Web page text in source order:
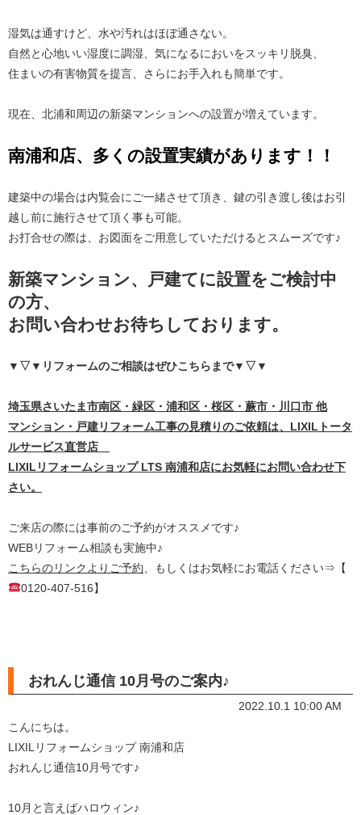
湿気は通すけど、水や汚れはほぼ通さない。
自然と心地いい湿度に調湿、気になるにおいをスッキリ脱臭、
住まいの有害物質を提言、さらにお手入れも簡単です。
現在、北浦和周辺の新築マンションへの設置が増えています。
南浦和店、多くの設置実績があります！！
建築中の場合は内覧会にご一緒させて頂き、鍵の引き渡し後はお引
越し前に施行させて頂く事も可能。
お打合せの際は、お図面をご用意していただけるとスムーズです♪
新築マンション、戸建てに設置をご検討中
の方、
お問い合わせお待ちしております。
▼▽▼リフォームのご相談はぜひこちらまで▼▽▼
埼玉県さいたま市南区・緑区・浦和区・桜区・蕨市・川口市 他
マンション・ 戸建リフォーム工事の見積りのご依頼は、LIXILトータ
ルサービス直営店
LIXILリフォームショップ LTS 南浦和店にお気軽にお問い合わせ下
さい。
ご来店の際には事前のご予約がオススメです♪
WEBリフォーム相談も実施中♪
こちらのリンクよりご予約 、もしくはお気軽にお電話ください⇒【
0120-407-516】
おれんじ通信 10月号のご案内♪
2022.10.1 10:00 AM
こんにちは。
LIXILリフォームショップ 南浦和店
おれんじ通信10月号です♪
10月と言えばハロウィン♪